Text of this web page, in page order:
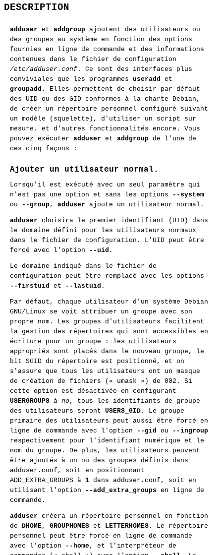
DESCRIPTION
adduser et addgroup ajoutent des utilisateurs ou
des groupes au système en fonction des options
fournies en ligne de commande et des informations
contenues dans le fichier de configuration
/etc/adduser.conf . Ce sont des interfaces plus
conviviales que les programmes useradd et
groupadd . Elles permettent de choisir par défaut
des UID ou des GID conformes à la charte Debian,
de créer un répertoire personnel configuré suivant
un modèle (squelette), d'utiliser un script sur
mesure, et d'autres fonctionnalités encore. Vous
pouvez exécuter adduser et addgroup de l'une de
ces cinq façons :
Ajouter un utilisateur normal.
Lorsqu'il est exécuté avec un seul paramètre qui
n'est pas une option et sans les options
--system
ou
--group, adduser ajoute un utilisateur normal.
adduser choisira le premier identifiant (UID) dans
le domaine défini pour les utilisateurs normaux
dans le fichier de configuration. L'UID peut être
forcé avec l'option
--uid .
Le domaine indiqué dans le fichier de
configuration peut être remplacé avec les options
--firstuid et --lastuid .
Par défaut, chaque utilisateur d'un système Debian
GNU/Linux se voit attribuer un groupe avec son
propre nom. Les groupes d'utilisateurs facilitent
la gestion des répertoires qui sont accessibles en
écriture pour un groupe : les utilisateurs
appropriés sont placés dans le nouveau groupe, le
bit SGID du répertoire est positionné, et on
s'assure que tous les utilisateurs ont un masque
de création de fichiers (« umask ») de 002. Si
cette option est désactivée en configurant
USERGROUPS à no , tous les identifiants de groupe
des utilisateurs seront USERS_GID . Le groupe
primaire des utilisateurs peut aussi être forcé en
ligne de commande avec l'option
--gid ou
--ingroup
respectivement pour l'identifiant numérique et le
nom du groupe. De plus, les utilisateurs peuvent
être ajoutés à un ou des groupes définis dans
adduser.conf, soit en positionnant
ADD_EXTRA_GROUPS à 1 dans adduser.conf, soit en
utilisant l'option
--add_extra_groups en ligne de
commande.
adduser créera un répertoire personnel en fonction
de DHOME, GROUPHOMES et LETTERHOMES . Le répertoire
personnel peut être forcé en ligne de commande
avec l'option
--home, et l'interpréteur de